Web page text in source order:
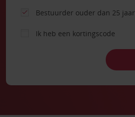
Bestuurder ouder dan 25 jaar
Ik heb een kortingscode